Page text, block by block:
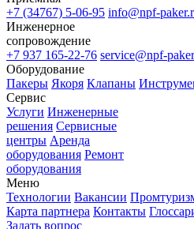
+7 (34767) 5-06-95 info@npf-
Инженерное
сопровождение
+7 937 165-22-76 service@npf-
Оборудование
Пакеры Якоря Клапаны
Сервис
Услуги Инженерные
решения Сервисные
центры Аренда
оборудования Ремонт
оборудования
Меню
Технологии Вакансии
Карта партнера Контакты
Задать вопрос